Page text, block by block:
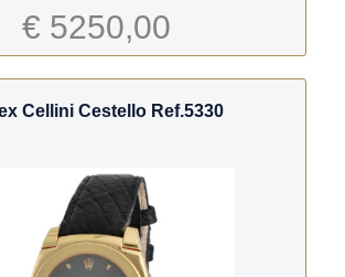
€ 5250,00
Cellini Cestello Ref.5330